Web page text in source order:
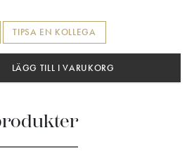
TIPSA EN KOLLEGA
LÄGG TILL I VARUKORG